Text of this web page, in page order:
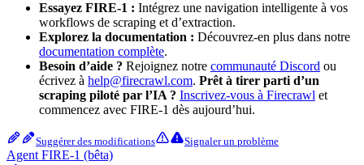
Essayez FIRE-1 : Intégrez une navigation intelligente à vos
workflows de scraping et d’extraction.
Explorez la documentation : Découvrez-en plus dans notre
documentation complète.
Besoin d’aide ? Rejoignez notre communauté Discord ou
écrivez à help@firecrawl.com. Prêt à tirer parti d’un
scraping piloté par l’IA ? Inscrivez-vous à Firecrawl et
commencez avec FIRE-1 dès aujourd’hui.
Suggérer des modifications Signaler un problème
Agent FIRE-1 (bêta)